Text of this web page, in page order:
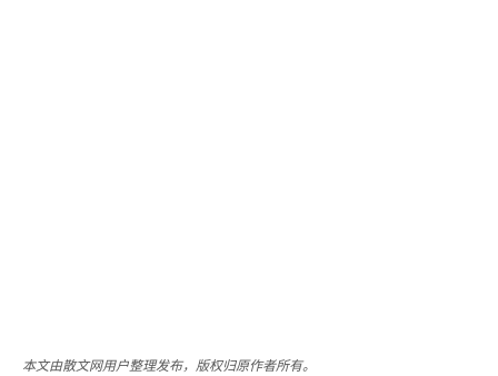
本文由散文网用户整理发布，版权归原作者所有。